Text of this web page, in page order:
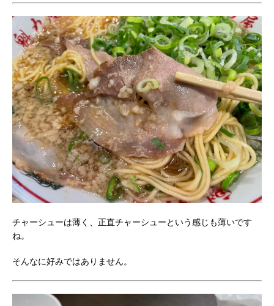
チャーシューは薄く、正直チャーシューという感じも薄いです
ね。
そんなに好みではありません。